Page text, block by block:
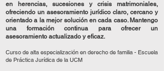
en herencias, sucesiones y crisis matrimoniales,
ofreciendo un asesoramiento jurídico claro, cercano y
orientado a la mejor solución en cada caso. Mantengo
una formación continua para ofrecer un
asesoramiento actualizado y eficaz.
Curso de alta especialización en derecho de familia - Escuela
de Práctica Jurídica de la UCM